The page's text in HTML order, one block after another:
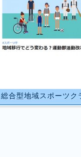
合型地域スポーツク